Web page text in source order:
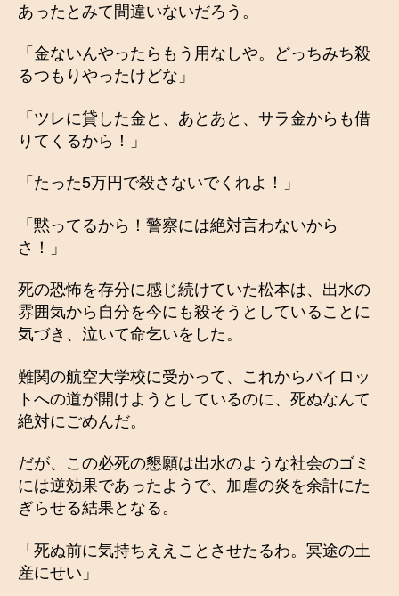
あったとみて間違いないだろう。
「金ないんやったらもう用なしや。どっちみち殺
るつもりやったけどな」
「ツレに貸した金と、あとあと、サラ金からも借
りてくるから！」
「たった5万円で殺さないでくれよ！」
「黙ってるから！警察には絶対言わないから
さ！」
死の恐怖を存分に感じ続けていた松本は、出水の
雰囲気から自分を今にも殺そうとしていることに
気づき、泣いて命乞いをした。
難関の航空大学校に受かって、これからパイロッ
トへの道が開けようとしているのに、死ぬなんて
絶対にごめんだ。
だが、この必死の懇願は出水のような社会のゴミ
には逆効果であったようで、加虐の炎を余計にた
ぎらせる結果となる。
「死ぬ前に気持ちええことさせたるわ。冥途の土
産にせい」